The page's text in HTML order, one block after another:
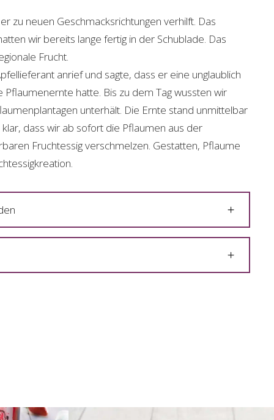
zu neuen Geschmacksrichtungen verhilft. Das
wir bereits lange fertig in der Schublade. Das
Frucht.
anrief und sagte, dass er eine unglaublich
Pflaumenernte hatte. Bis zu dem Tag wussten wir
unterhält. Die Ernte stand unmittelbar
dass wir ab sofort die Pflaumen aus der
Fruchtessig verschmelzen. Gestatten, Pflaume